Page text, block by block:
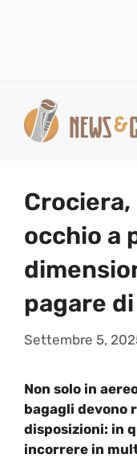
contenuto
occhio a
pagare
Settembre 5,
Non solo in
bagagli devono
disposizioni: in
incorrere in